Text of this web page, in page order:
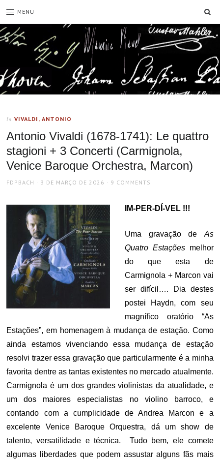
MENU
In VIVALDI, ANTONIO
Antonio Vivaldi (1678-1741): Le quattro
stagioni + 3 Concerti (Carmignola,
Venice Baroque Orchestra, Marcon)
AUTHOR
FDPBACH
POSTED
3 DE MARÇO DE 2026 9 COMMENTS
IM-PER-DÍ-VEL !!!
Uma gravação de As
Quatro Estaçõesmelhor
do que esta de
Carmignola + Marcon vai
ser difícil…. Dia destes
postei Haydn, com seu
magnífico oratório “As
Estações”, em homenagem à mudança de estação. Como
ainda estamos vivenciando essa mudança de estação
resolvi trazer essa gravação que particularmente é a minha
favorita dentre as tantas existentes no mercado atualmente.
Carmignola é um dos grandes violinistas da atualidade, e
um dos maiores especialistas no violino barroco, e
contando com a cumplicidade de Andrea Marcon e a
excelente Venice Baroque Orquestra, dá um show de
talento, versatilidade e técnica. Tudo bem, ele comete
algumas liberdades que podem assustar alguns fãs mais